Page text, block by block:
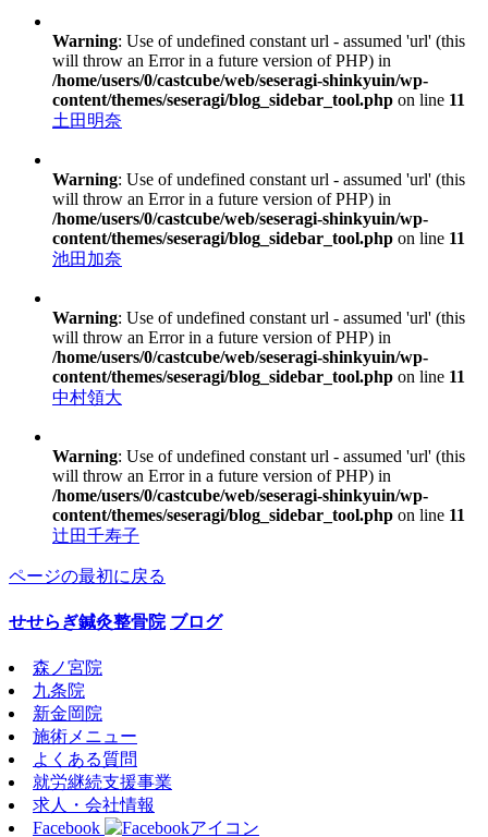
Warning: Use of undefined constant url - assumed 'url' (this
will throw an Error in a future version of PHP) in
/home/users/0/castcube/web/seseragi-shinkyuin/wp-
content/themes/seseragi/blog_sidebar_tool.php on line 11
土田明奈
Warning: Use of undefined constant url - assumed 'url' (this
will throw an Error in a future version of PHP) in
/home/users/0/castcube/web/seseragi-shinkyuin/wp-
content/themes/seseragi/blog_sidebar_tool.php on line 11
池田加奈
Warning: Use of undefined constant url - assumed 'url' (this
will throw an Error in a future version of PHP) in
/home/users/0/castcube/web/seseragi-shinkyuin/wp-
content/themes/seseragi/blog_sidebar_tool.php on line 11
中村領大
Warning: Use of undefined constant url - assumed 'url' (this
will throw an Error in a future version of PHP) in
/home/users/0/castcube/web/seseragi-shinkyuin/wp-
content/themes/seseragi/blog_sidebar_tool.php on line 11
辻田千寿子
ページの最初に戻る
せせらぎ鍼灸整骨院 ブログ
森ノ宮院
九条院
新金岡院
施術メニュー
よくある質問
就労継続支援事業
求人・会社情報
Facebook